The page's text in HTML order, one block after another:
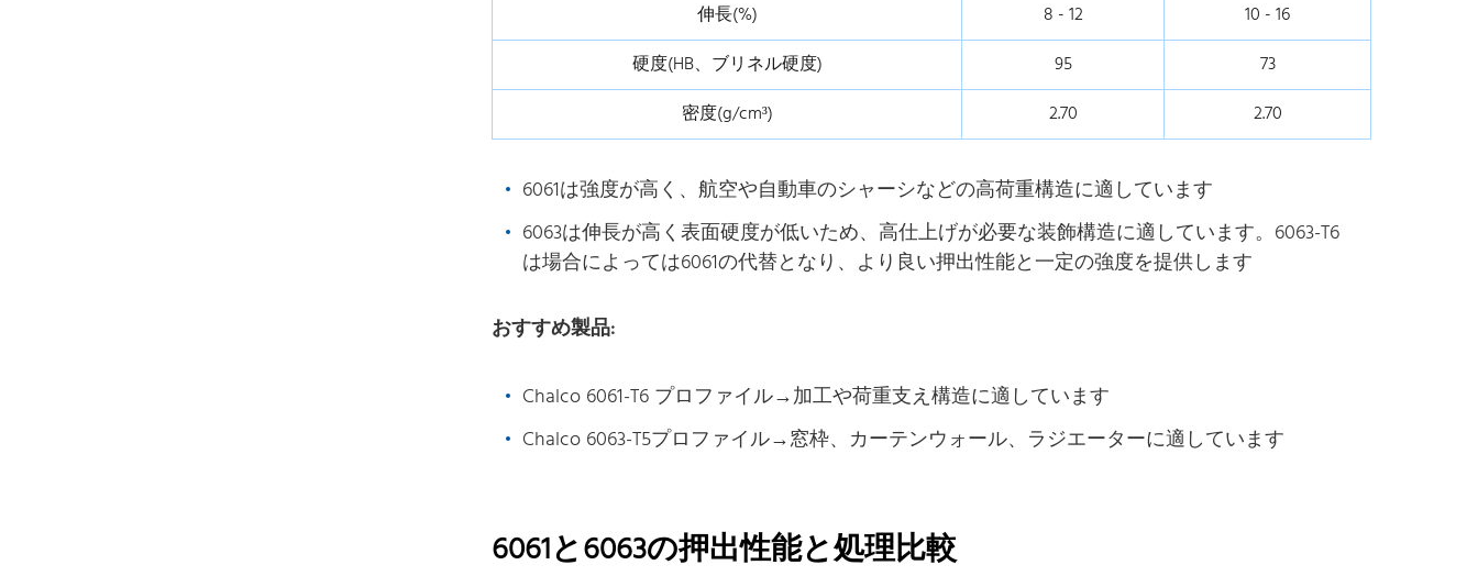
伸長(%)
8 - 12
10 - 16
硬度(HB、ブリネル硬度)
95
73
密度(g/cm³)
2.70 2.70
6061は強度が高く、航空や自動車のシャーシなどの高荷重構造に適しています
6063は伸長が高く表面硬度が低いため、高仕上げが必要な装飾構造に適しています。6063-T6
は場合によっては6061の代替となり、より良い押出性能と一定の強度を提供します
おすすめ製品:
Chalco 6061-T6 プロファイル→加工や荷重支え構造に適しています
Chalco 6063-T5プロファイル→窓枠、カーテンウォール、ラジエーターに適しています
6061と6063の押出性能と処理比較